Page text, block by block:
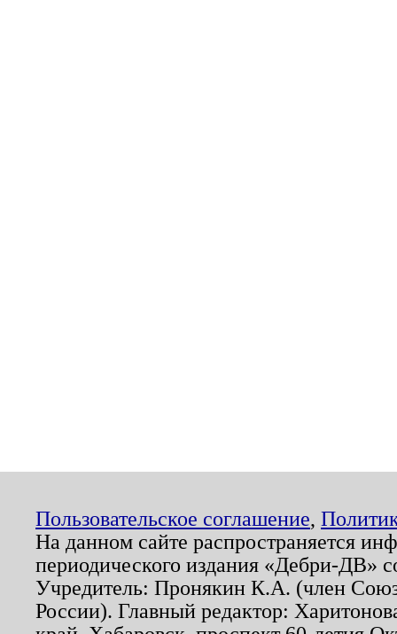
Пользовательское соглашение,
На данном сайте распространяется
периодического издания «Дебри-ДВ»
Учредитель: Пронякин К.А. (член
России). Главный редактор: